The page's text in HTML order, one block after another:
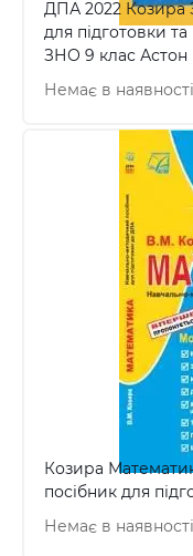
ДПА 2022 Козира
для підготовки
ЗНО 9 клас Астон
Немає в наявності
Козира
посібник для
Немає в наявності